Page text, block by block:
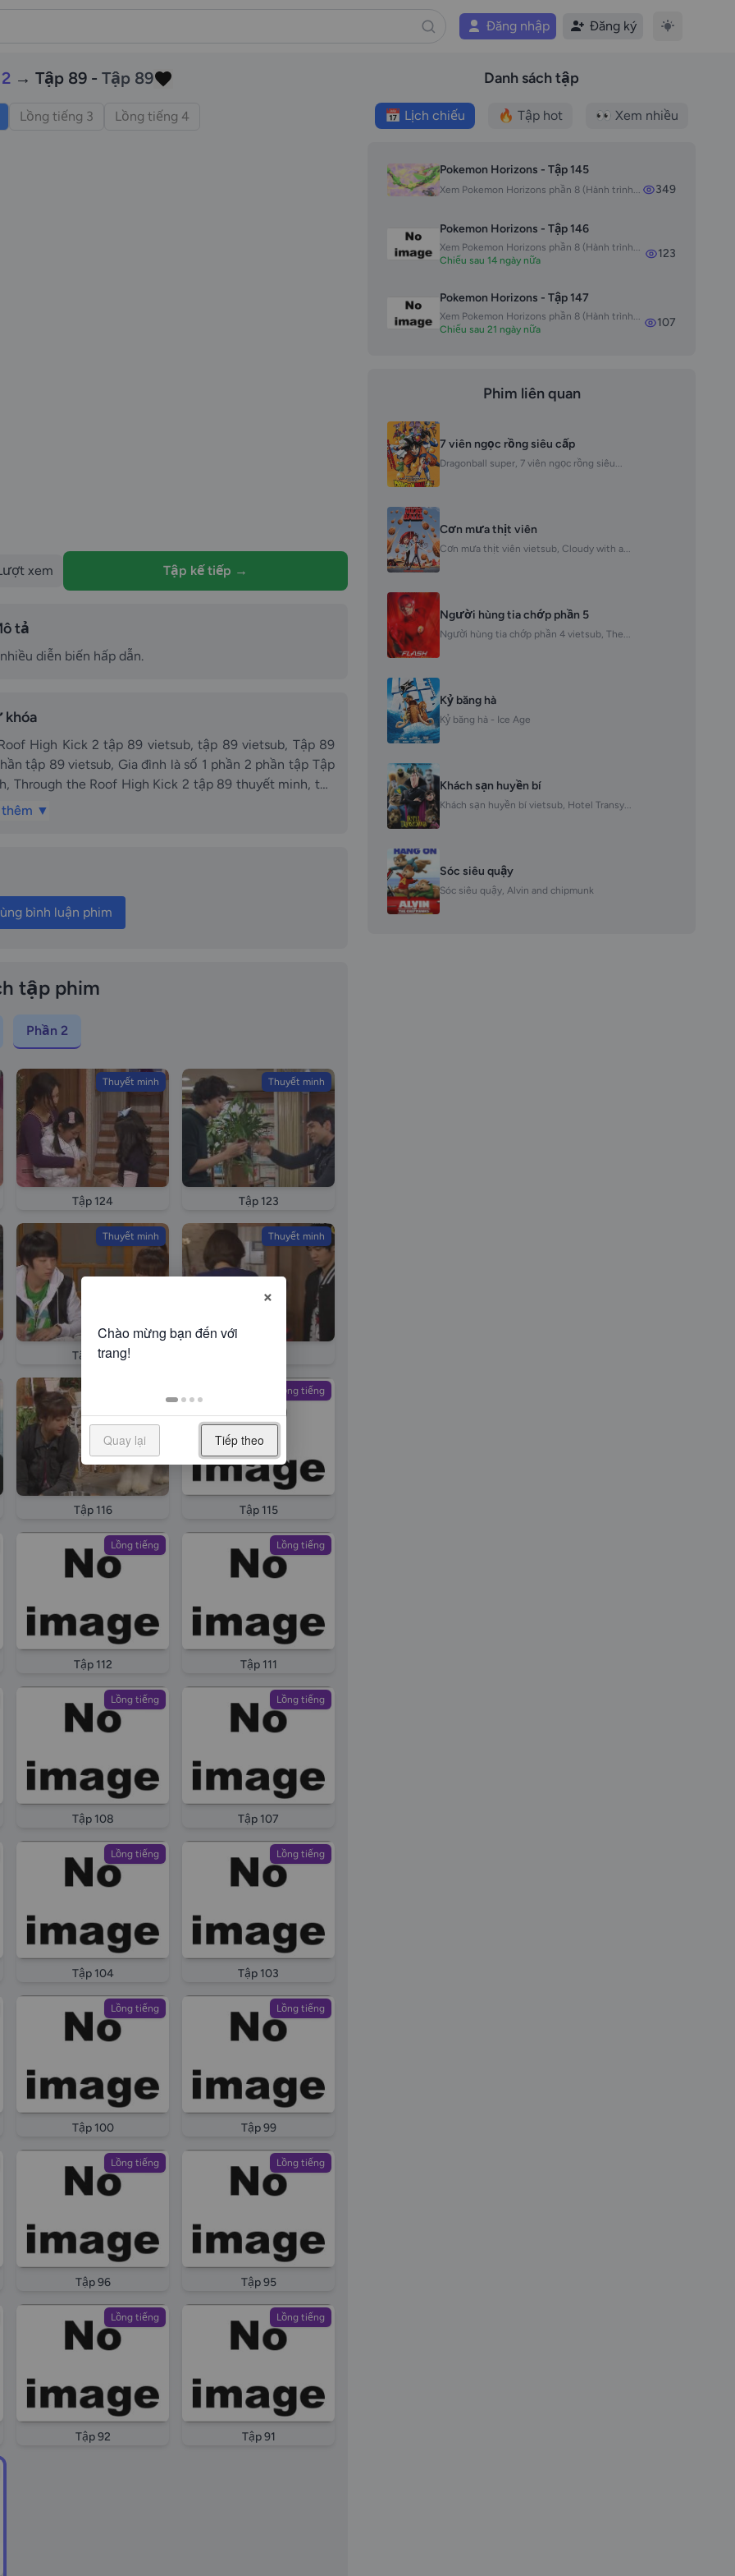
Đăng nhập Đăng ký
→ Tập 89 - Tập 89
Lồng tiếng 3 Lồng tiếng 4
xem Tập kế tiếp →
tả
diễn biến hấp dẫn.
khóa
tập 89 vietsub, tập 89 vietsub, Tập 89
Tập
the Roof High Kick 2 tập 89 thuyết minh, tập
Gia đình là số 1 phần 2 phần tập 89 thuyết
89 vietsub episode89 vietsub Gia dinh la so 1 phan 2
89 vietsub Gia dinh la so 1 phan 2 tap 89 thuyet minh
High Kick 2 tap 89 long tieng tap 89 long tieng Tap 89
tap 89 long tieng Gia dinh la so 1 phan 2 phan tap
episode 89 Gia dinh la so mot episode 89
thêm ▼
bình luận phim
tập phim
Phần 2
Thuyết minh
Tập 124
Thuyết minh
Tập 123
Thuyết minh
Tập 120
Thuyết minh
Tập 116
Lồng tiếng
Tập 115
Lồng tiếng
Tập 112
Lồng tiếng
Tập 111
Lồng tiếng
Tập 108
Lồng tiếng
Tập 107
Lồng tiếng
Tập 104
Lồng tiếng
Tập 103
Lồng tiếng
Tập 100
Lồng tiếng
Tập 99
Lồng tiếng
Tập 96
Lồng tiếng
Tập 95
Lồng tiếng
Tập 92
Lồng tiếng
Tập 91
Danh sách tập
📅 Lịch chiếu 🔥 Tập hot 👀 Xem nhiều
Pokemon Horizons - Tập 145
Xem Pokemon Horizons phần 8 (Hành trình... 349
Pokemon Horizons - Tập 146
Xem Pokemon Horizons phần 8 (Hành trình...
Chiếu sau 14 ngày nữa
123
Pokemon Horizons - Tập 147
Xem Pokemon Horizons phần 8 (Hành trình...
Chiếu sau 21 ngày nữa
107
Phim liên quan
7 viên ngọc rồng siêu cấp
Dragonball super, 7 viên ngọc rồng siêu...
Cơn mưa thịt viên
Cơn mưa thịt viên vietsub, Cloudy with a...
Người hùng tia chớp phần 5
Người hùng tia chớp phần 4 vietsub, The...
Kỷ băng hà
Kỷ băng hà - Ice Age
Khách sạn huyền bí
Khách sạn huyền bí vietsub, Hotel Transy...
Sóc siêu quậy
Sóc siêu quậy, Alvin and chipmunk
×
Quay lại Tiếp theo